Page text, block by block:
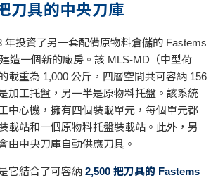
刀具的中央刀庫
年投資了另一套配備原物料倉儲的 Fastems
造一個新的廠房。該 MLS-MD（中型荷
載重為 1,000 公斤，四層空間共可容納 156
加工托盤，另一半是原物料托盤。該系統
中心機，擁有四個裝載單元，每個單元都
載站和一個原物料托盤裝載站。此外，另
由中央刀庫自動供應刀具。
它結合了可容納 2,500 把刀具的 Fastems